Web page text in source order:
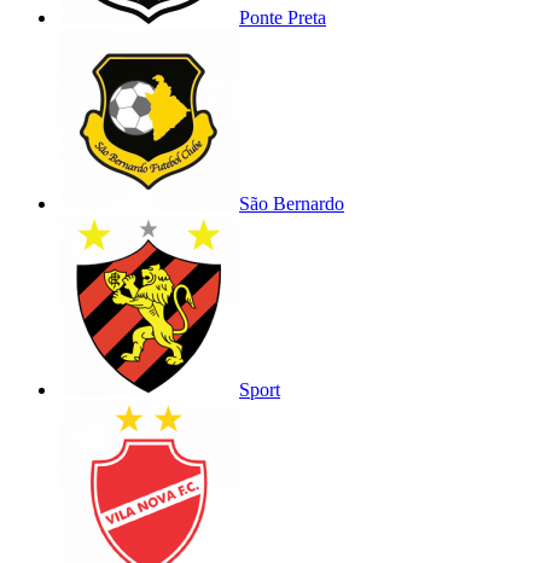
Ponte Preta
São Bernardo
Sport